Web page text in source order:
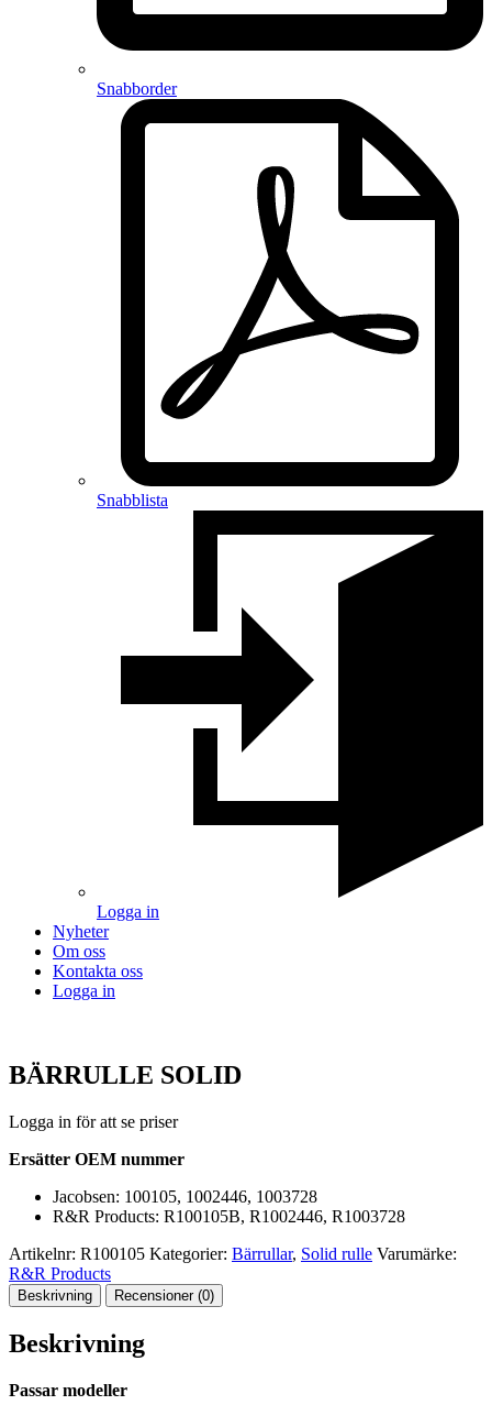
Snabborder
Snabblista
Logga in
Nyheter
Om oss
Kontakta oss
Logga in
BÄRRULLE SOLID
Logga in för att se priser
Ersätter OEM nummer
Jacobsen: 100105, 1002446, 1003728
R&R Products: R100105B, R1002446, R1003728
Artikelnr: R100105 Kategorier: Bärrullar, Solid rulle Varumärke:
R&R Products
Beskrivning Recensioner (0)
Beskrivning
Passar modeller